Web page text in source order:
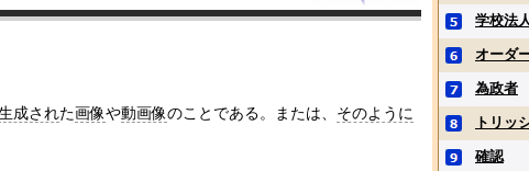
成された画像や動画像のことである。または、 そのように
学校法
オーダ
為政者
トリッ
確認